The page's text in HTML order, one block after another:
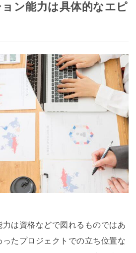
ン能力は具体的なエピ
力は資格などで図れるものではあ
ったプロジェクトでの立ち位置な